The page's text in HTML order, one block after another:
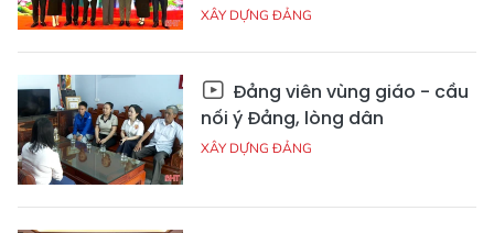
XÂY DỰNG ĐẢNG
Đảng viên vùng giáo - cầu
nối ý Đảng, lòng dân
XÂY DỰNG ĐẢNG